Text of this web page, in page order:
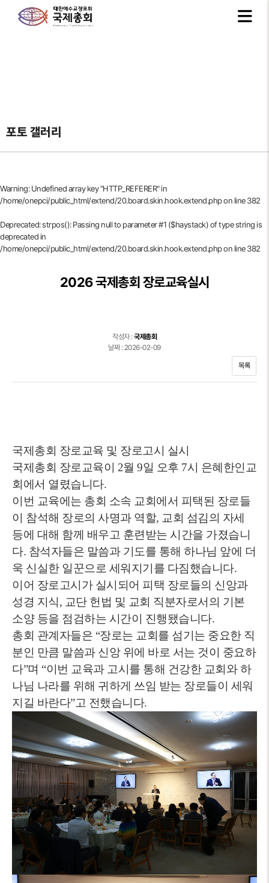
포토 갤러리
Warning: Undefined array key "HTTP_REFERER" in
/home/onepci/public_html/extend/20.board.skin.hook.extend.phpon line382
Deprecated: strpos(): Passing null to parameter #1 ($haystack) of type string is
deprecated in
/home/onepci/public_html/extend/20.board.skin.hook.extend.phpon line382
2026 국제총회 장로교육실시
작성자 :국제총회
날짜 : 2026-02-09
목록
국제총회 장로교육 및 장로고시 실시
국제총회 장로교육이 2월 9일 오후 7시 은혜한인교
회에서 열렸습니다.
이번 교육에는 총회 소속 교회에서 피택된 장로들
이 참석해 장로의 사명과 역할, 교회 섬김의 자세
등에 대해 함께 배우고 훈련받는 시간을 가졌습니
다. 참석자들은 말씀과 기도를 통해 하나님 앞에 더
욱 신실한 일꾼으로 세워지기를 다짐했습니다.
이어 장로고시가 실시되어 피택 장로들의 신앙과
성경 지식, 교단 헌법 및 교회 직분자로서의 기본
소양 등을 점검하는 시간이 진행됐습니다.
총회 관계자들은 “장로는 교회를 섬기는 중요한 직
분인 만큼 말씀과 신앙 위에 바로 서는 것이 중요하
다”며 “이번 교육과 고시를 통해 건강한 교회와 하
나님 나라를 위해 귀하게 쓰임 받는 장로들이 세워
지길 바란다”고 전했습니다.